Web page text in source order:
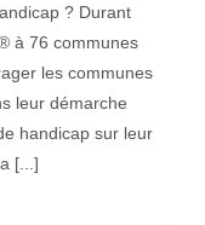
? Durant
à 76 communes
les communes
leur démarche
handicap sur leur
[...]